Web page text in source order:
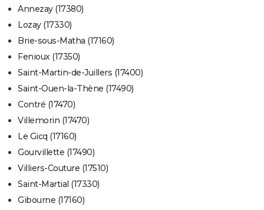
Annezay (17380)
Lozay (17330)
Brie-sous-Matha (17160)
Fenioux (17350)
Saint-Martin-de-Juillers (17400)
Saint-Ouen-la-Thène (17490)
Contré (17470)
Villemorin (17470)
Le Gicq (17160)
Gourvillette (17490)
Villiers-Couture (17510)
Saint-Martial (17330)
Gibourne (17160)